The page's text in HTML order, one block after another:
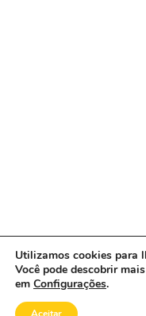
Utilizamos cookies para
Você pode descobrir
em Configurações.